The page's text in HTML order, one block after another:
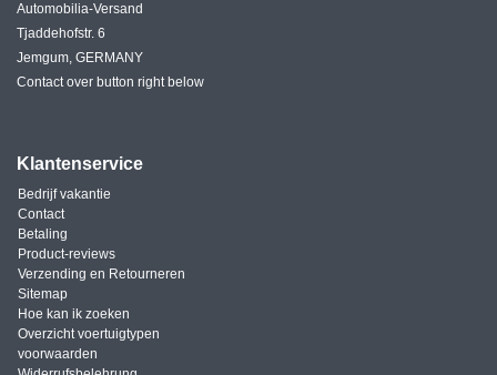
Automobilia-Versand
Tjaddehofstr. 6
Jemgum, GERMANY
Contact over button right below
Klantenservice
Bedrijf vakantie
Contact
Betaling
Product-reviews
Verzending en Retourneren
Sitemap
Hoe kan ik zoeken
Overzicht voertuigtypen
voorwaarden